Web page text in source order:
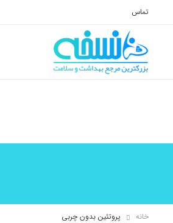
تماس
خانه پروتئین بدون چربی